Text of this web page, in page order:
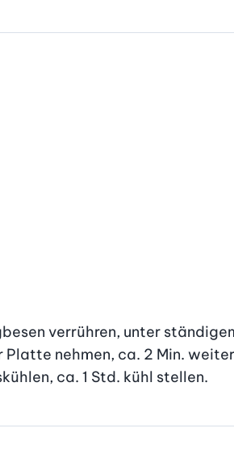
verrühren, unter
nehmen, ca. 2 Min.
ca. 1 Std. kühl stellen.